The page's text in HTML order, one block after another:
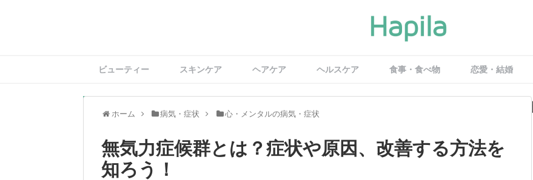
ビューティー スキンケア ヘアケア ヘルスケア 食事・食べ物 恋愛・結婚
ホーム 病気・症状 心・メンタルの病気・症状
無気力症候群とは？症状や原因、改善する方法を
知ろう！